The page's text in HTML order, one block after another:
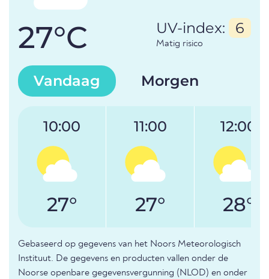
27°C UV-index: 6
Matig risico
Vandaag Morgen
10:00
27°
11:00
27°
12:00
28°
Gebaseerd op gegevens van het Noors Meteorologisch
Instituut. De gegevens en producten vallen onder de
Noorse openbare gegevensvergunning (NLOD) en onder